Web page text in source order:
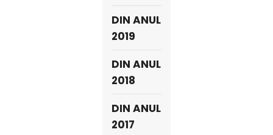
DIN ANUL
2019
DIN ANUL
2018
DIN ANUL
2017